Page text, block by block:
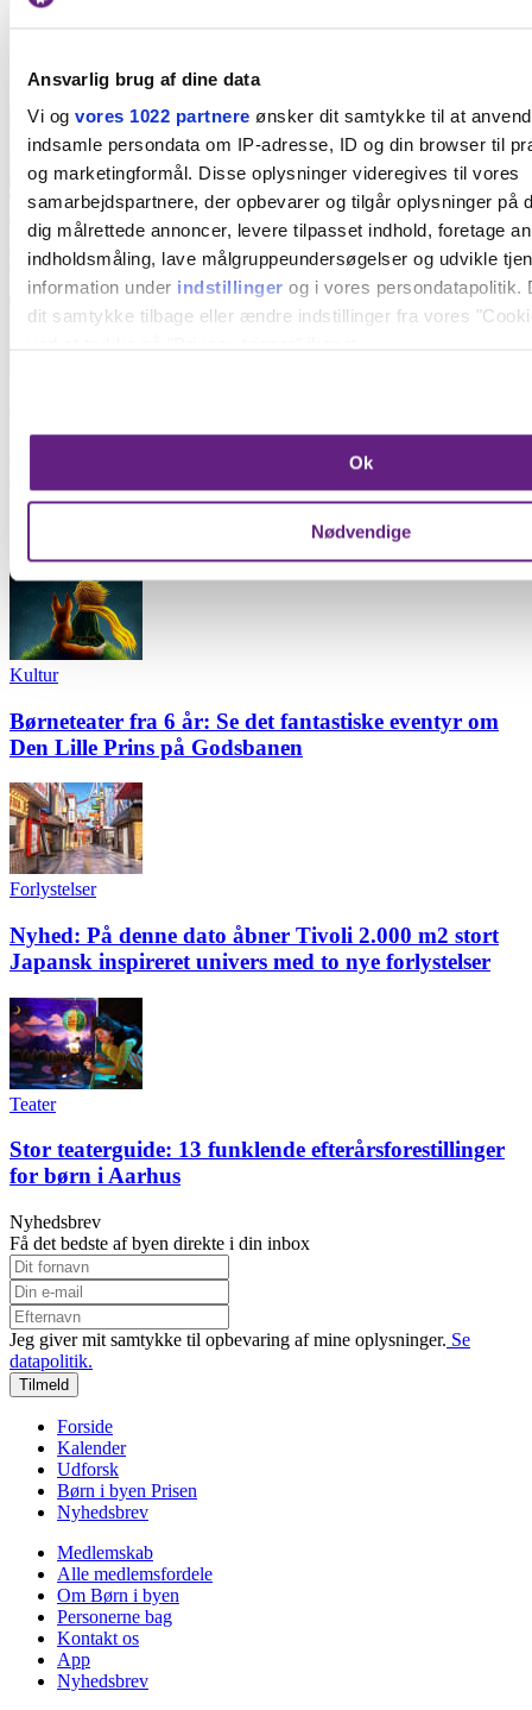
Ansvarlig brug af dine data
Vi og vores 1022 partnere ønsker dit samtykke til at
indsamle persondata om IP-adresse, ID og din browser til
og marketingformål. Disse oplysninger videregives til vores
samarbejdspartnere, der opbevarer og tilgår oplysninger på
dig målrettede annoncer, levere tilpasset indhold, foretage
indholdsmåling, lave målgruppeundersøgelser og udvikle
information under indstillinger og i vores
dit samtykke tilbage eller ændre indstillinger fra vores
Indsamle præcise oplysninger om din placering, der
Identificere din enhed baseret på en scanning af
Vi bruger cookies til at forbedre brugeroplevelsen på vores
analysere vores trafik. Vi deler også oplysninger om din
hjemmeside med vores partnere.
Ok
Nødvendige
De vildeste rutsjebaner i Danmark
Bemandede legepladser
Find en bemandet legeplads i din bydel
Kultur
Børneteater fra 6 år: Se det fantastiske eventyr om
Den Lille Prins på Godsbanen
Forlystelser
Nyhed: På denne dato åbner Tivoli 2.000 m2 stort
Japansk inspireret univers med to nye forlystelser
Teater
Stor teaterguide: 13 funklende efterårsforestillinger
for børn i Aarhus
Nyhedsbrev
Få det bedste af byen direkte i din inbox
Jeg giver mit samtykke til opbevaring af mine oplysninger. Se
datapolitik.
Tilmeld
Forside
Kalender
Udforsk
Børn i byen Prisen
Nyhedsbrev
Medlemskab
Alle medlemsfordele
Om Børn i byen
Personerne bag
Kontakt os
App
Nyhedsbrev